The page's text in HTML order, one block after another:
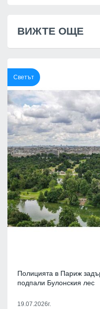
ВИЖТЕ ОЩЕ
Светът
Полицията в Париж
подпали Булонския лес
19.07.2026г.